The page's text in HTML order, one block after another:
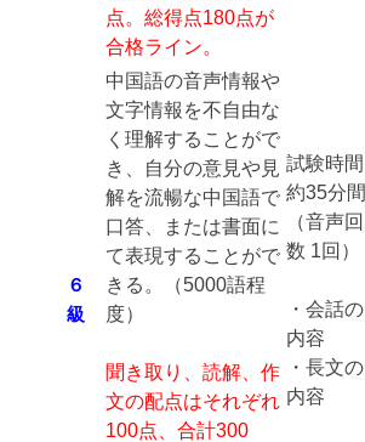
点。総得点180点が
合格ライン。
６
級
中国語の音声情報や
文字情報を不自由な
く理解することがで
き、自分の意見や見
解を流暢な中国語で
口答、または書面に
て表現することがで
きる。（5000語程
度）
聞き取り、読解、作
文の配点はそれぞれ
100点、合計300
試験時間
約35分間
（音声回
数 1回）
・会話の
内容
・長文の
内容